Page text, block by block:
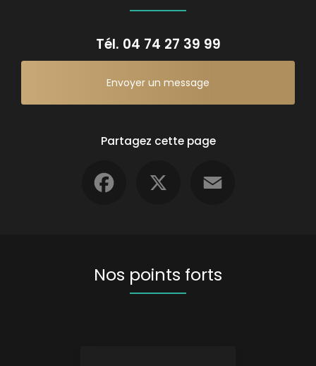
Tél. 04 74 27 39 99
Envoyer un message
Partagez cette page
Nos points forts